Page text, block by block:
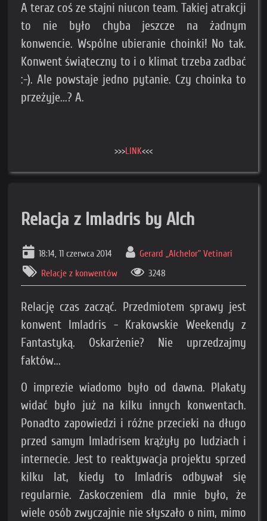
A teraz coś ze stajni niucon team. Takiej atrakcji
to nie było chyba jeszcze na żadnym
konwencie. Wspólne ubieranie choinki! No tak.
Konwent świąteczny to i o klimat trzeba zadbać
:-). Ale powstaje jedno pytanie. Czy choinka to
przeżyje...? A.
>>>LINK<<<
Relacja z Imladris by Alch
18:14, 11 czerwca 2014
Gerard „Alchelor” Vetinari
Relacje z konwentów
3248
Relację czas zacząć. Przedmiotem sprawy jest
konwent Imladris - Krakowskie Weekendy z
Fantastyką. Oskarżenie? Nie uprzedzajmy
faktów...
O imprezie wiadomo było od dawna. Plakaty
widać było już na kilku innych konwentach.
Ponadto zapowiedzi i różne przecieki na długo
przed samym Imladrisem krążyły po ludziach i
internecie. Jest to reaktywacja projektu sprzed
kilku lat, kiedy to Imladris odbywał się
regularnie. Zaskoczeniem dla mnie było, że
wiele osób zwyczajnie nie słyszało o nim, mimo